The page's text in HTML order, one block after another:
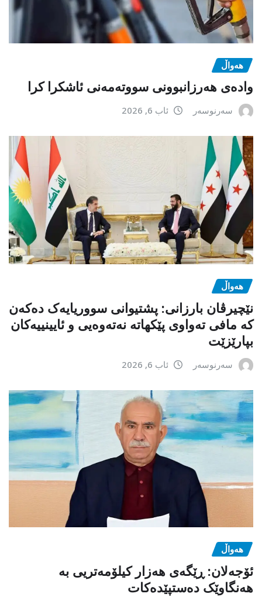
هەواڵ
وادەی هەرزانبوونی سووتەمەنی ئاشکرا کرا
سەرنوسەر ئاب 6, 2026
هەواڵ
نێچیرڤان بارزانی: پشتیوانی سووریایەک دەکەن
کە مافی تەواوی پێکهاتە نەتەوەیی و ئایینییەکان
بپارێزێت
سەرنوسەر ئاب 6, 2026
هەواڵ
ئۆجەلان: ڕێگەی هەزار کیلۆمەتریی بە
هەنگاوێک دەستپێدەکات